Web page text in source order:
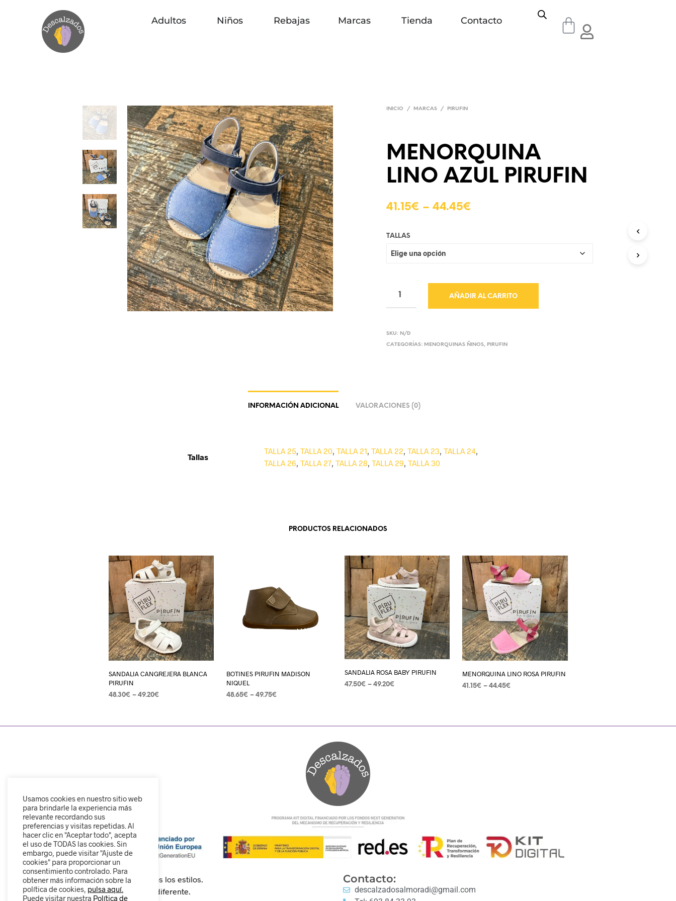
Adultos Niños Rebajas Marcas Tienda Contacto
INICIO / MARCAS / PIRUFIN
MENORQUINA
LINO AZUL PIRUFIN
41.15€ – 44.45€
TALLAS
AÑADIR AL CARRITO
SKU: N/D
CATEGORÍAS: MENORQUINAS ÑINOS, PIRUFIN
INFORMACIÓN ADICIONAL VALORACIONES (0)
Tallas
TALLA 25 TALLA 20 TALLA 21 TALLA 22 TALLA 23 TALLA 24
TALLA 26 TALLA 27 TALLA 28 TALLA 29 TALLA 30
PRODUCTOS RELACIONADOS
SANDALIA CANGREJERA BLANCA
PIRUFIN
48.30€ – 49.20€
BOTINES PIRUFIN MADISON
NIQUEL
48.65€ – 49.75€
SANDALIA ROSA BABY PIRUFIN
47.50€ – 49.20€
MENORQUINA LINO ROSA PIRUFIN
41.15€ – 44.45€
Calzado cómodo, moderno y para todos los estilos.
Descubre nuestra colección y camina diferente.
Contacto:
descalzadosalmoradi@gmail.com
Usamos cookies en nuestro sitio web
para brindarle la experiencia más
relevante recordando sus
preferencias y visitas repetidas. Al
hacer clic en "Aceptar todo", acepta
el uso de TODAS las cookies. Sin
embargo, puede visitar "Ajuste de
cookies" para proporcionar un
consentimiento controlado. Para
obtener más información sobre la
política de cookies, pulsa aquí.
Puede visitar nuestra Política de